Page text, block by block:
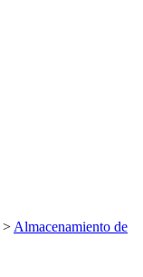
> Almacenamiento de